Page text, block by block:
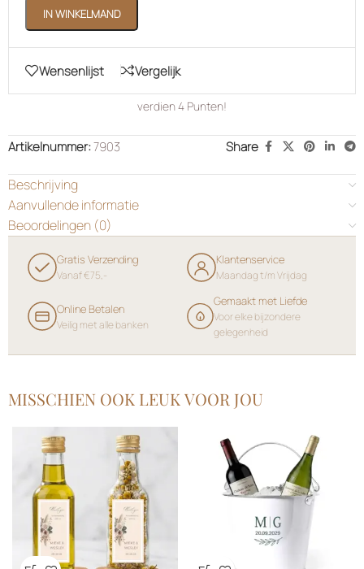
IN WINKELMAND
Wensenlijst Vergelijk
verdien4 Punten!
Artikelnummer:7903 Share
Beschrijving
Aanvullende informatie
Beoordelingen (0)
Gratis Verzending
Vanaf €75,-
Klantenservice
Maandag t/m Vrijdag
Online Betalen
Veilig met alle banken
Gemaakt met Liefde
Voor elke bijzondere
gelegenheid
MISSCHIEN OOK LEUK VOOR JOU